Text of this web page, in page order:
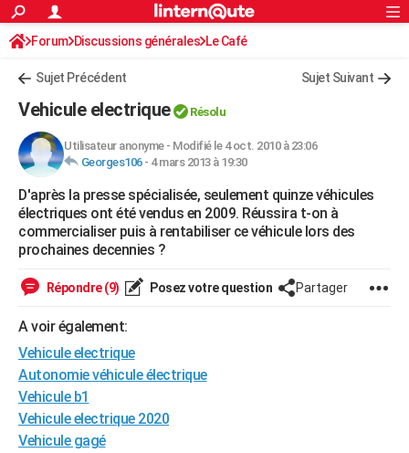
ACTUALITÉS
Politique
Société
Faits Divers
Education
Monde
Villes
+
FINANCE
Retraite
Impôts
Epargne
Immobilier
Risques naturels par ville
Banque
Assurance
Crédit
AUTO
Essais
Réserver un essai
Citadines
Berlines
SUV
Forum auto
+HIGH-TECH
Mobiles
Meilleur smartphone
Internet
Ordinateurs
Jeux vidéo
Guide high-tech
+BRICOLAGE
Forum
Aménagement intérieur
Extérieur
Cuisine
Salle de bains
Jardinage
Rangement
WEEK-END
LIFESTYLE
Art de vivre
Bien-être
Loisirs
Mode
Modes de vie
SANTE
Alimentation
Guide de la santé
Maladies
Médicaments
Sommeil
VOYAGE
Destinations
City break
Voyage nature
Voyage de noces
Forum
Climat
+PHOTO
S'inscrire
Connexion
Forum Discussions générales Le Café
Sujet Précédent Sujet Suivant
Vehicule electrique Résolu
Utilisateur anonyme- Modifié le 4 oct. 2010 à 23:06
Georges106- 4 mars 2013 à 19:30
D'après la presse spécialisée, seulement quinze véhicules
électriques ont été vendus en 2009. Réussira t-on à
commercialiser puis à rentabiliser ce véhicule lors des
prochaines decennies ?
Répondre (9) Posez votre question Partager
A voir également:
Vehicule electrique
Autonomie véhicule électrique
Vehicule b1
Vehicule electrique 2020
Vehicule gagé